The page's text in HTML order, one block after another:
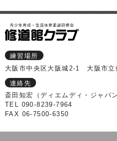
練習場所
大阪市中央区大阪城2-1 大阪市立
連絡先
斎田知宏（ディエムディ・ジャパン
TEL 090-8239-7964
FAX 06-7500-6350